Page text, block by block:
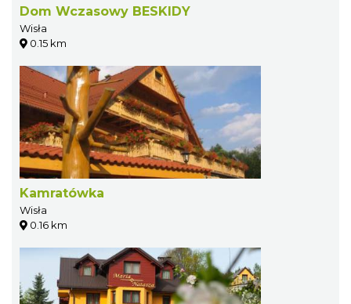
Dom Wczasowy BESKIDY
Wisła
0.15 km
Kamratówka
Wisła
0.16 km